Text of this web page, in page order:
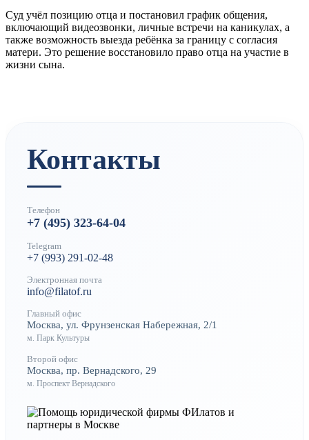
Суд учёл позицию отца и постановил график общения,
включающий видеозвонки, личные встречи на каникулах, а
также возможность выезда ребёнка за границу с согласия
матери. Это решение восстановило право отца на участие в
жизни сына.
Контакты
Телефон
+7 (495) 323-64-04
Telegram
+7 (993) 291-02-48
Электронная почта
info@filatof.ru
Главный офис
Москва, ул. Фрунзенская Набережная, 2/1
м. Парк Культуры
Второй офис
Москва, пр. Вернадского, 29
м. Проспект Вернадского